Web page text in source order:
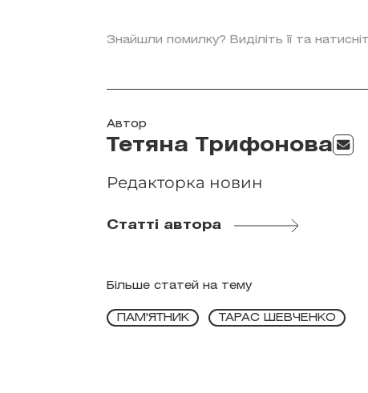
Знайшли помилку? Виділіть її та
Автор
Тетяна Трифонова
Редакторка новин
Статті автора
Більше статей на тему
ПАМ'ЯТНИК ТАРАС ШЕВЧЕНКО